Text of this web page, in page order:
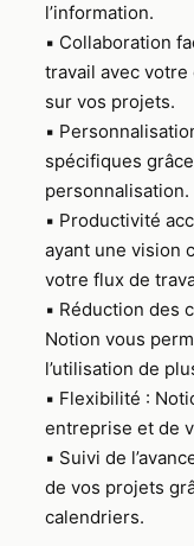
l’information.
▪️ Collaboration
travail avec
sur vos projets.
▪️
spécifiques
personnalisation.
▪️ Productivité
ayant une vision
votre flux de
▪️ Réduction des
Notion vous
l’utilisation de
▪️ Flexibilité :
entreprise et de
▪️ Suivi de
de vos projets
calendriers.